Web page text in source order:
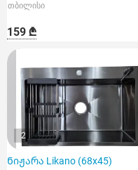
თბილისი
159 ₾
2
Ნიჟარა Likano (68x45)